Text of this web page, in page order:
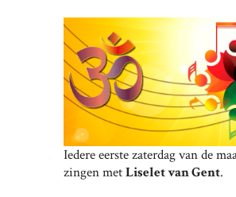
Iedere eerste zaterdag van de
zingen metLiselet van Gent.